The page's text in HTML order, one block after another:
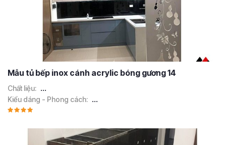
Mẫu tủ bếp inox cánh acrylic bóng gương 14
Chất liệu: ...
Kiểu dáng - Phong cách: ...